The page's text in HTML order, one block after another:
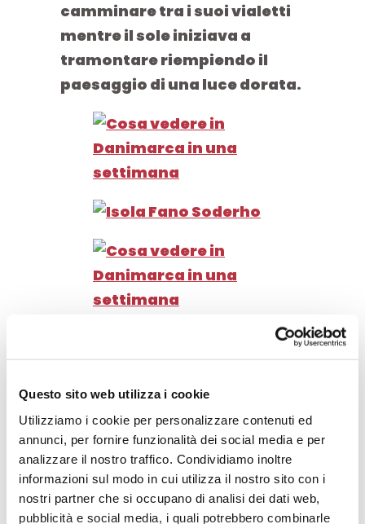
Questo sito web utilizza i cookie
Utilizziamo i cookie per personalizzare contenuti ed
annunci, per fornire funzionalità dei social media e per
analizzare il nostro traffico. Condividiamo inoltre
informazioni sul modo in cui utilizza il nostro sito con i
nostri partner che si occupano di analisi dei dati web,
pubblicità e social media, i quali potrebbero combinarle
camminare tra i suoi vialetti
mentre il sole iniziava a
tramontare riempiendo il
paesaggio di una luce dorata.
All’improvviso c’è sembrato
di entrare in una favola di
Hans Christian Andersen
tanta è la magia che emana in
ogni suo angolo.
Ristorante consigliato:
Fajancen